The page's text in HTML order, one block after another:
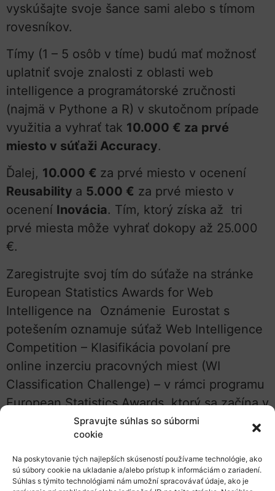
Spravujte súhlas so súbormi
cookie
Na poskytovanie tých najlepších skúseností používame technológie, ako
sú súbory cookie na ukladanie a/alebo prístup k informáciám o zariadení.
Súhlas s týmito technológiami nám umožní spracovávať údaje, ako je
vyskúšajte svoje šance sami alebo s tímom
rovesníkov.
Tímy (1 – 5 osôb v tíme) budú mať možnosť
uplatniť svoje znalosti z oblasti web
intelligence a programátorské zručnosti
(najmä v Pythone a R) v skutočnom prípade
využitia a vyhrať tak 10.000 € za prvé
miesto v súťaži Accuracy.
Ďalej, 10.000 € za prvé miesto v ocenení
Reusability a 5.000 € za prvé miesto v
ocenení Inovácia. Tím, ktorý získa až tri
prvé miesta môže vyhrať dokopy až 25.000
€.
Zaregistrujte svoj tím do súťaže na stránke
European Statistics Awards for Web
Intelligence na
Oznámenie Eurostat s
potešením oznamuje súťaž Web Intelligence
Competition – Klasifikácia povolaní pre
online inzerciu pracovných miest (WI
Classification Challenge) – v rámci programu
European Statistics Awards, ktorý sa začína v
000 € za znovupoužiteľnosť a 5 000 € za
inováciu. Na prvom mieste vo všetkých troch